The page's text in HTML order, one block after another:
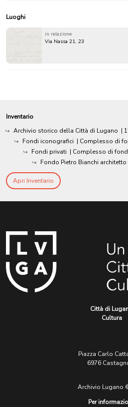
Luoghi
in relazione
Via Nassa 21, 23
Inventario
Archivio storico della Città di Lugano |
Fondi iconografici | Complesso di
Fondi privati | Complesso di
Fondo Pietro Bianchi architetto
Apri Inventario
Città di
Cultura
Piazza Carlo
6976
Archivio Lugano
Per